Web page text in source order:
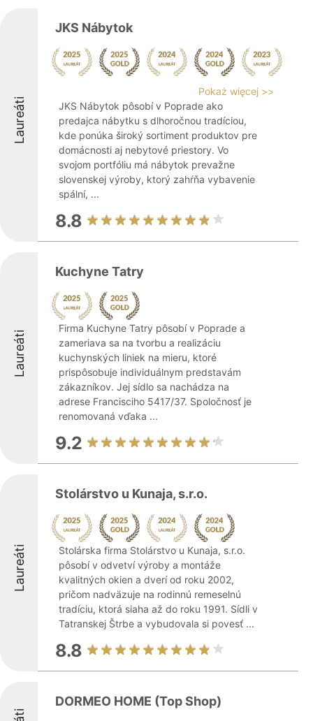
Laureáti
JKS Nábytok
Pokaż więcej >>
JKS Nábytok pôsobí v Poprade ako
predajca nábytku s dlhoročnou tradíciou,
kde ponúka široký sortiment produktov pre
domácnosti aj nebytové priestory. Vo
svojom portfóliu má nábytok prevažne
slovenskej výroby, ktorý zahŕňa vybavenie
spální, ...
8.8
Laureáti
Kuchyne Tatry
Firma Kuchyne Tatry pôsobí v Poprade a
zameriava sa na tvorbu a realizáciu
kuchynských liniek na mieru, ktoré
prispôsobuje individuálnym predstavám
zákazníkov. Jej sídlo sa nachádza na
adrese Francisciho 5417/37. Spoločnosť je
renomovaná vďaka ...
9.2
Laureáti
Stolárstvo u Kunaja, s.r.o.
Stolárska firma Stolárstvo u Kunaja, s.r.o.
pôsobí v odvetví výroby a montáže
kvalitných okien a dverí od roku 2002,
pričom nadväzuje na rodinnú remeselnú
tradíciu, ktorá siaha až do roku 1991. Sídli v
Tatranskej Štrbe a vybudovala si povesť ...
8.8
DORMEO HOME (Top Shop)